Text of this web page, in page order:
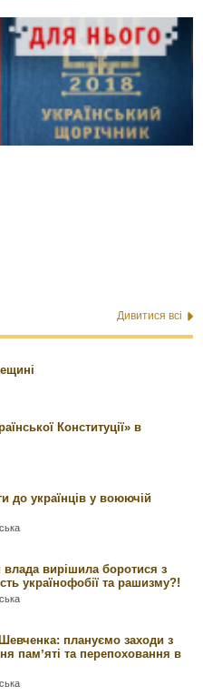
Дивитися всі
Конституції» в
до українців у воюючій
влада вирішила боротися з
українофобії та рашизму?!
плануємо заходи з
памʼяті та перепоховання в